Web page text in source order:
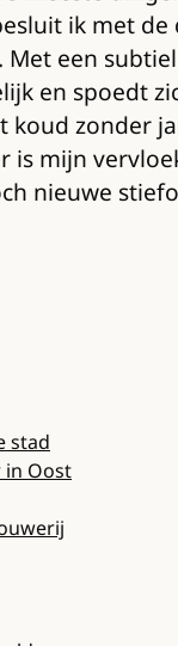
ik met
Met een
en spoedt
koud zonder
is mijn
nieuwe
stad
in Oost